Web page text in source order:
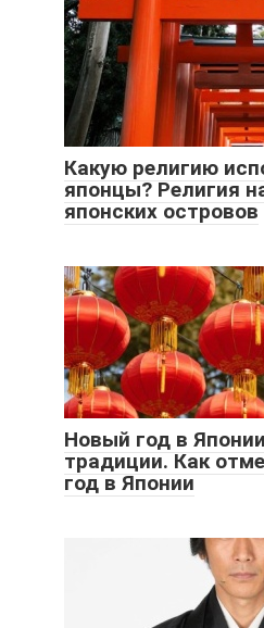
Какую религию
японцы? Религия
японских островов
Новый год в
традиции. Как
год в Японии